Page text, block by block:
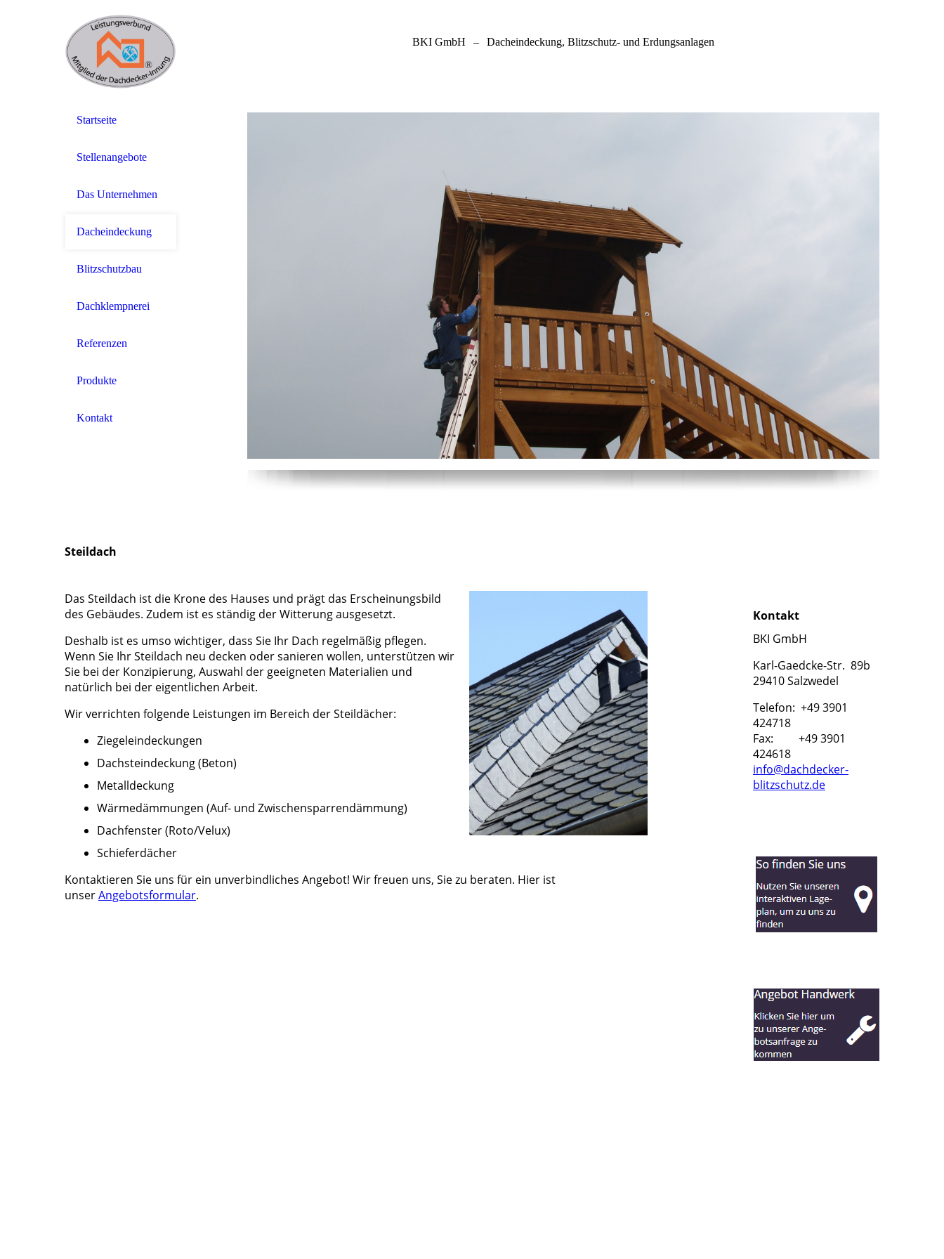
BKI GmbH – Dacheindeckung, Blitzschutz- und Erdungsanlagen
Startseite
Stellenangebote
Das Unternehmen
Dacheindeckung
Blitzschutzbau
Dachklempnerei
Referenzen
Produkte
Kontakt
Steildach
Das Steildach ist die Krone des Hauses und prägt das Erscheinungsbild
des Gebäudes. Zudem ist es ständig der Witterung ausgesetzt.
Deshalb ist es umso wichtiger, dass Sie Ihr Dach regelmäßig pflegen.
Wenn Sie Ihr Steildach neu decken oder sanieren wollen, unterstützen wir
Sie bei der Konzipierung, Auswahl der geeigneten Materialien und
natürlich bei der eigentlichen Arbeit.
Wir verrichten folgende Leistungen im Bereich der Steildächer:
Ziegeleindeckungen
Dachsteindeckung (Beton)
Metalldeckung
Wärmedämmungen (Auf- und Zwischensparrendämmung)
Dachfenster (Roto/Velux)
Schieferdächer
Kontaktieren Sie uns für ein unverbindliches Angebot! Wir freuen uns, Sie zu beraten. Hier ist
unserAngebotsformular.
Kontakt
BKI GmbH
Karl-Gaedcke-Str. 89b
29410 Salzwedel
Telefon: +49 3901
424718
Fax: +49 3901
424618
info@dachdecker-
blitzschutz.de